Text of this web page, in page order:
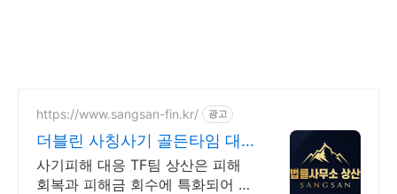
https://www.sangsan-fin.kr/ 광고
더블린 사칭사기 골든타임 대
응
사기피해 대응 TF팀 상산은 피해
회복과 피해금 회수에 특화되어 있